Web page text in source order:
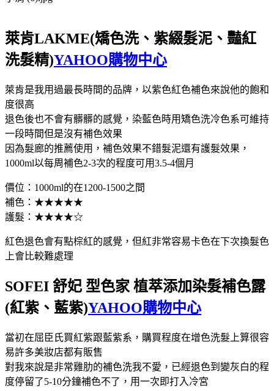
萊肯LAKME(矯色洗、紫綴髮泥、豔紅
洗髮精)YAHOO購物中心
萊肯是我用過最長時間的品牌，以紫色紅色補色來說他的飽和
度很高
退色後也不會有髒髒的感覺，染藍色時用矯色洗冷色系可維持
一段時間但是沒有補色效果
因為髮廊的推薦使用，補色效果不錯髮泥還有護髮效果，
1000ml以每周補色2-3次的程度可用3.5-4個月
價位：1000ml的在1200-1500之間
補色：★★★★★
護髮：★★★★☆
紅色退色會有點棕紅的感覺，但紅非常容易卡色在下次換髮色
上會比較難處理
SOFEI 舒妃 型色家 植萃添加染髮補色露
(紅紫、藍紫)YAHOO購物中心
當初在屈臣氏買紅紫跟藍紫系，購買程度在增色洗髮上算很容
易許多美妝店都有販售
對我來說是非常雞肋的補色洗我不愛，已經退色到變灰白的程
度停留了5-10分鐘補色不了，用一次即打入冷宮